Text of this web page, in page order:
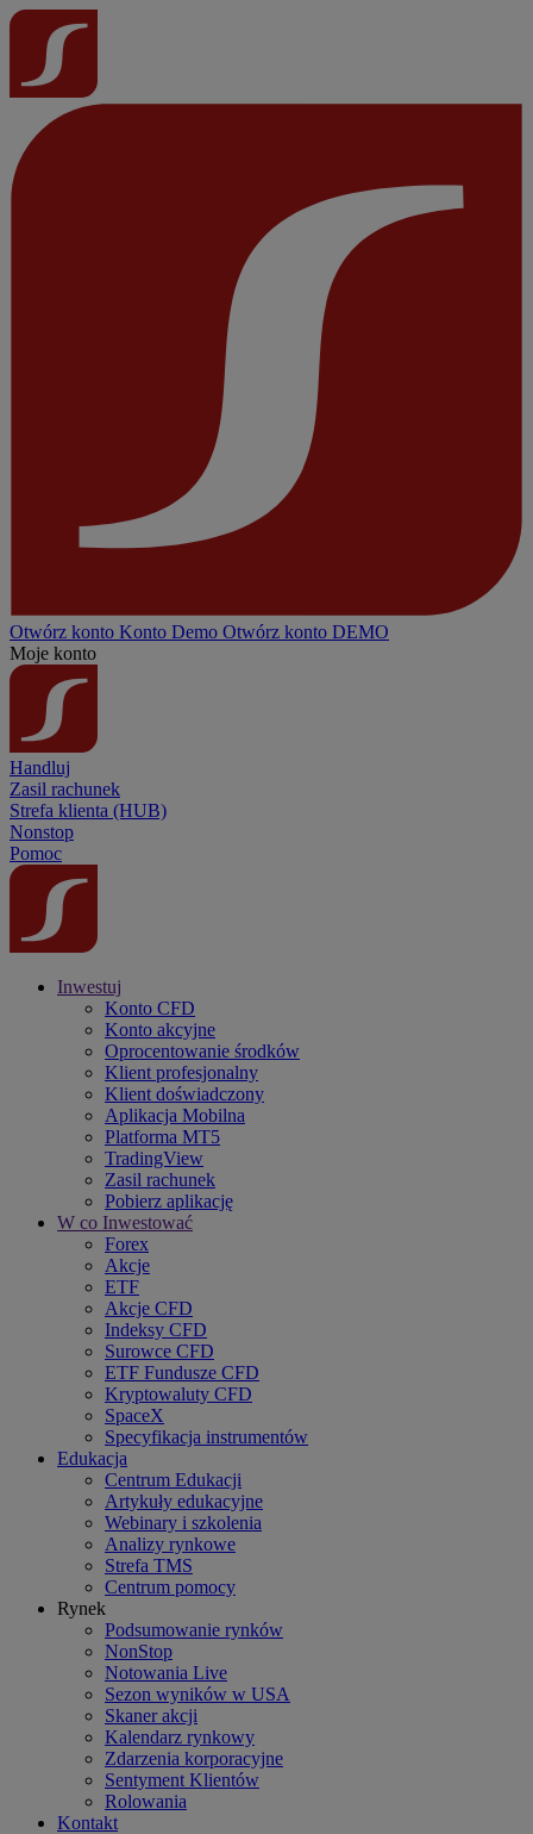
Otwórz konto Konto Demo Otwórz konto DEMO
Moje konto
Handluj
Zasil rachunek
Strefa klienta (HUB)
Nonstop
Pomoc
Inwestuj
Konto CFD
Konto akcyjne
Oprocentowanie środków
Klient profesjonalny
Klient doświadczony
Aplikacja Mobilna
Platforma MT5
TradingView
Zasil rachunek
Pobierz aplikację
W co Inwestować
Forex
Akcje
ETF
Akcje CFD
Indeksy CFD
Surowce CFD
ETF Fundusze CFD
Kryptowaluty CFD
SpaceX
Specyfikacja instrumentów
Edukacja
Centrum Edukacji
Artykuły edukacyjne
Webinary i szkolenia
Analizy rynkowe
Strefa TMS
Centrum pomocy
Rynek
Podsumowanie rynków
NonStop
Notowania Live
Sezon wyników w USA
Skaner akcji
Kalendarz rynkowy
Zdarzenia korporacyjne
Sentyment Klientów
Rolowania
Kontakt